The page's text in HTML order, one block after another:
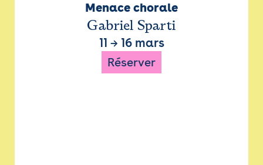
Menace chorale
Gabriel Sparti
11 → 16 mars
Réserver